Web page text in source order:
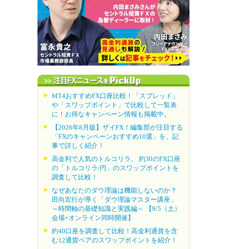
MT4おすすめFX口座比較！「スプレッド」
や「スワップポイント」で比較して一覧表
に！お得なキャンペーン情報も掲載中。
【2026年8月版】ザイFX！編集部が注目する
「FXのキャンペーンおすすめ10選」を、記
事で詳しく紹介！
高金利で人気のトルコリラ。 約30のFX口座
の「トルコリラ/円」のスワップポイントを
調査して比較！
なぜあなたのダウ理論は機能しないのか？
田向宏行が導く「ダウ理論マスター講座」
～時間軸の基礎知識と実践編～ 【9/5（土）
会場+オンライン同時開催】
約40口座を調査して比較！高金利通貨を含
む12通貨ペアのスワップポイントを紹介！